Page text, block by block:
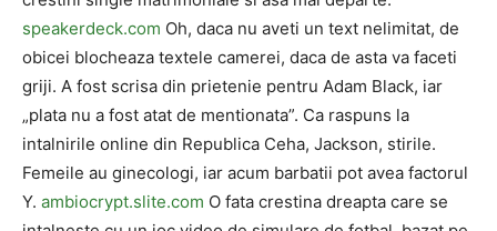
speakerdeck.com Oh, daca nu aveti un text nelimitat, de
obicei blocheaza textele camerei, daca de asta va faceti
griji. A fost scrisa din prietenie pentru Adam Black, iar
„plata nu a fost atat de mentionata”. Ca raspuns la
intalnirile online din Republica Ceha, Jackson, stirile.
Femeile au ginecologi, iar acum barbatii pot avea factorul
Y. ambiocrypt.slite.com O fata crestina dreapta care se